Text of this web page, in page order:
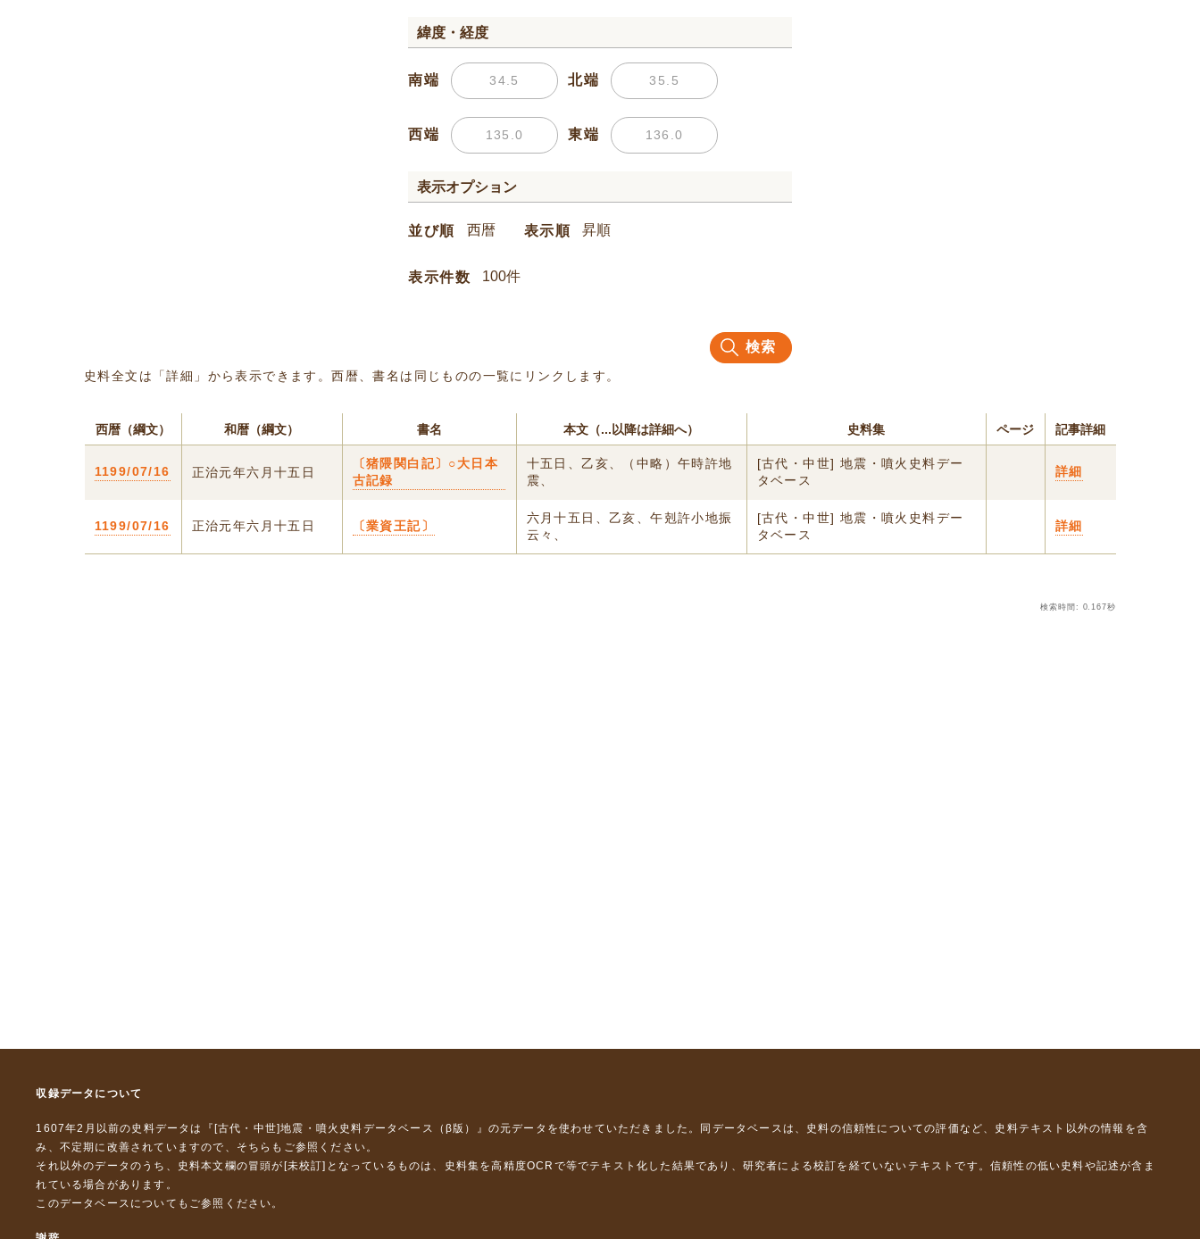
緯度・経度
南端 北端
西端 東端
表示オプション
並び順 表示順
表示件数
検索
史料全文は「詳細」から表示できます。西暦、書名は同じものの一覧にリンクします。
西暦（綱文） 和暦（綱文） 書名 本文（...以降は詳細へ） 史料集 ページ 記事詳細
1199/07/16 正治元年六月十五日
〔猪隈関白記〕○大日本
古記録
十五日、乙亥、（中略）午時許地
震、
[古代・中世] 地震・噴火史料デー
タベース
詳細
1199/07/16 正治元年六月十五日 〔業資王記〕
六月十五日、乙亥、午剋許小地振
云々、
[古代・中世] 地震・噴火史料デー
タベース
詳細
検索時間: 0.167秒
収録データについて
1607年2月以前の史料データは『 [古代・中世]地震・噴火史料データベース（β版）』 の元データを使わせていただきました。同データベースは、史料の信頼性についての評価など、史料テキスト以外の情報を含
み、不定期に改善されていますので、 そちら もご参照ください。
それ以外のデータのうち、史料本文欄の冒頭が[未校訂]となっているものは、史料集を高精度OCRで等でテキスト化した結果であり、研究者による校訂を経ていないテキストです。信頼性の低い史料や記述が含ま
れている場合があります。
このデータベースについて もご参照ください。